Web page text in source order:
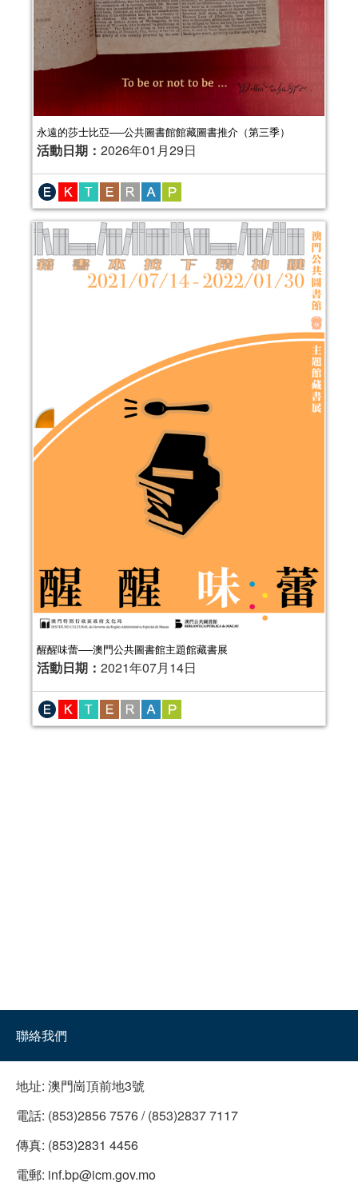
永遠的莎士比亞──公共圖書館館藏圖書推介（第三季）
活動日期： 2026年01月29日
醒醒味蕾──澳門公共圖書館主題館藏書展
活動日期： 2021年07月14日
聯絡我們
地址: 澳門崗頂前地3號
電話: (853)2856 7576 / (853)2837 7117
傳真: (853)2831 4456
電郵: inf.bp@icm.gov.mo